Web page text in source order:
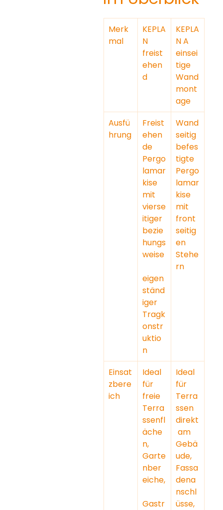
Merk
mal
KEPLA
N
freist
ehen
d
KEPLA
N A
einsei
tige
Wand
mont
age
Ausfü
hrung
Freist
ehen
de
Pergo
lamar
kise
mit
vierse
itiger
bezie
hungs
weise
eigen
ständ
iger
Tragk
onstr
uktio
n
Wand
seitig
befes
tigte
Pergo
lamar
kise
mit
front
seitig
en
Stehe
rn
Einsat
zbere
ich
Ideal
für
freie
Terra
ssenfl
äche
n,
Garte
nber
eiche,
Gastr
Ideal
für
Terra
ssen
direkt
am
Gebä
ude,
Fassa
dena
nschl
üsse,